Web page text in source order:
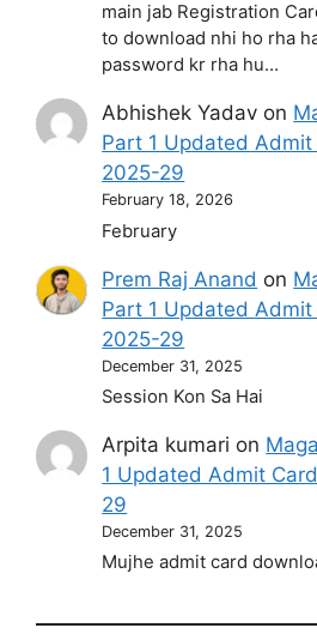
main jab Registration
to download nhi ho rha
password kr rha hu…
Abhishek Yadav on
Part 1 Updated
2025-29
February 18, 2026
February
Prem Raj Anand on
Part 1 Updated
2025-29
December 31, 2025
Session Kon Sa Hai
Arpita kumari on
1 Updated Admit
29
December 31, 2025
Mujhe admit card